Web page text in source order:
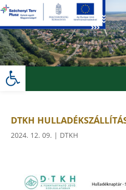
Skip
to
content
Eszköztár megnyitása
DTKH
2024. 12. 09. | DTKH